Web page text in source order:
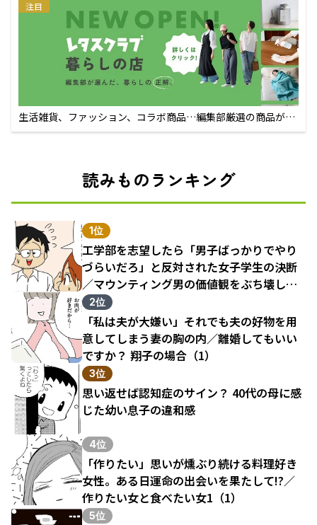
注目
生活雑貨、ファッション、コラボ商品…編集部厳選の商品が買
えるECサイト
読みものランキング
1位
工学部を志望したら「男子ばっかりでやり
づらいだろ」と反対された女子学生の決断
／マウンティング男の価値観をぶち壊した
結果（1）
2位
「私は夫が大嫌い」それでも夫の好物を用
意してしまう妻の胸の内／離婚してもいい
ですか？ 翔子の場合（1）
3位
思い返せば認知症のサイン？ 40代の母に感
じた幼い息子の違和感
4位
「作りたい」思いが燻ぶり続ける料理好き
女性。ある日運命の出会いを果たして!?／
作りたい女と食べたい女1（1）
5位